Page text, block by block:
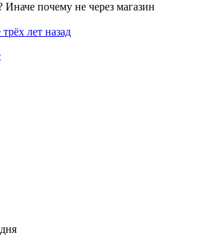
Иначе почему не через магазин
трёх лет назад